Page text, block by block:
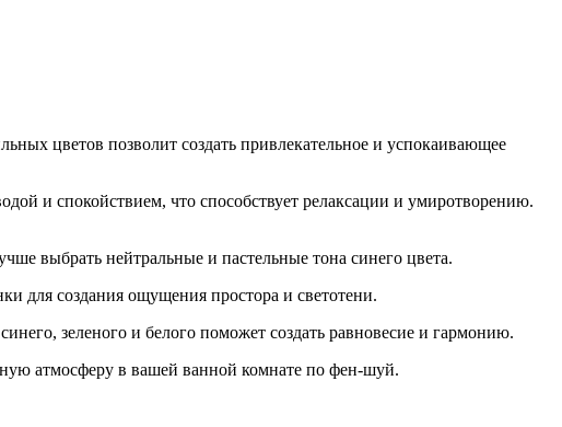
цветов позволит создать привлекательное и успокаивающее
и спокойствием, что способствует релаксации и умиротворению.
выбрать нейтральные и пастельные тона синего цвета.
для создания ощущения простора и светотени.
зеленого и белого поможет создать равновесие и гармонию.
атмосферу в вашей ванной комнате по фен-шуй.